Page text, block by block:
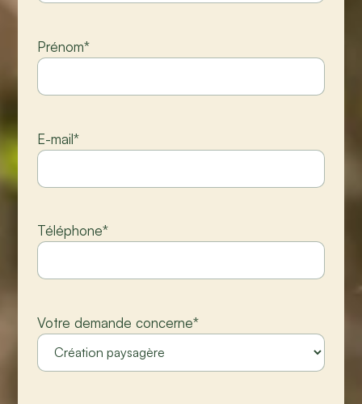
Prénom*
E-mail*
Téléphone*
Votre demande concerne*